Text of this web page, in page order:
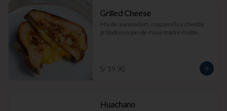
Grilled Cheese
Mix de queso edam, mozzarella y cheddar
grillados en pan de masa madre molde.
S/ 19.90
Huachano